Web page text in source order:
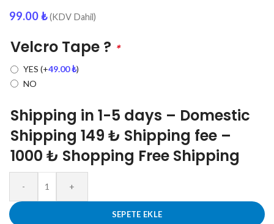
99.00₺ (KDV Dahil)
Velcro Tape ? *
YES (+49.00₺)
NO
Shipping in 1-5 days – Domestic
Shipping 149 ₺ Shipping fee –
1000 ₺ Shopping Free Shipping
- +
SEPETE EKLE